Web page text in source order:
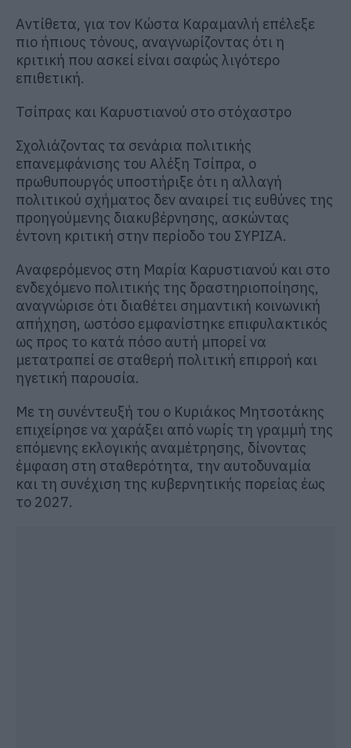
Αντίθετα, για τον Κώστα Καραμανλή επέλεξε
πιο ήπιους τόνους, αναγνωρίζοντας ότι η
κριτική που ασκεί είναι σαφώς λιγότερο
επιθετική.
Τσίπρας και Καρυστιανού στο στόχαστρο
Σχολιάζοντας τα σενάρια πολιτικής
επανεμφάνισης του Αλέξη Τσίπρα, ο
πρωθυπουργός υποστήριξε ότι η αλλαγή
πολιτικού σχήματος δεν αναιρεί τις ευθύνες της
προηγούμενης διακυβέρνησης, ασκώντας
έντονη κριτική στην περίοδο του ΣΥΡΙΖΑ.
Αναφερόμενος στη Μαρία Καρυστιανού και στο
ενδεχόμενο πολιτικής της δραστηριοποίησης,
αναγνώρισε ότι διαθέτει σημαντική κοινωνική
απήχηση, ωστόσο εμφανίστηκε επιφυλακτικός
ως προς το κατά πόσο αυτή μπορεί να
μετατραπεί σε σταθερή πολιτική επιρροή και
ηγετική παρουσία.
Με τη συνέντευξή του ο Κυριάκος Μητσοτάκης
επιχείρησε να χαράξει από νωρίς τη γραμμή της
επόμενης εκλογικής αναμέτρησης, δίνοντας
έμφαση στη σταθερότητα, την αυτοδυναμία
και τη συνέχιση της κυβερνητικής πορείας έως
το 2027.